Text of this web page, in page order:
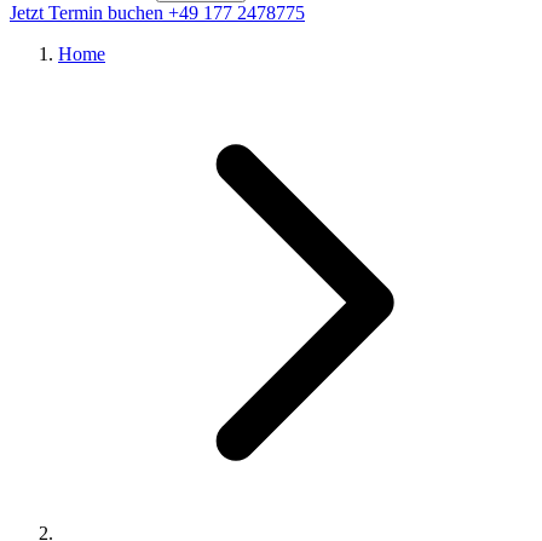
Jetzt Termin buchen +49 177 2478775
Home